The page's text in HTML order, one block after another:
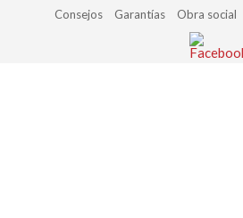
Consejos Garantías Obra social